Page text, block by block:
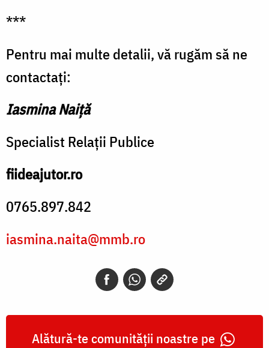
***
Pentru mai multe detalii, vă rugăm să ne
contactați:
Iasmina Naiță
Specialist Relații Publice
fiideajutor.ro
0765.897.842
iasmina.naita@mmb.ro
Alătură-te comunității noastre pe